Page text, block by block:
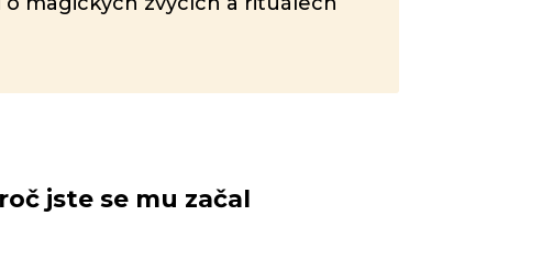
jste se mu začal